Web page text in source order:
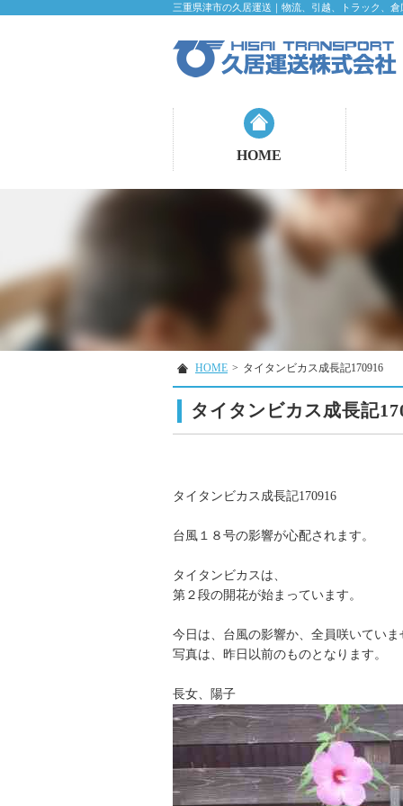
三重県津市の久居運送｜物流、引越、トラック、
HOME
HOME > タイタンビカス成長記170916
タイタンビカス成長記
タイタンビカス成長記170916
台風１８号の影響が心配されます。
タイタンビカスは、
第２段の開花が始まっています。
今日は、台風の影響か、全員咲いていま
写真は、昨日以前のものとなります。
長女、陽子